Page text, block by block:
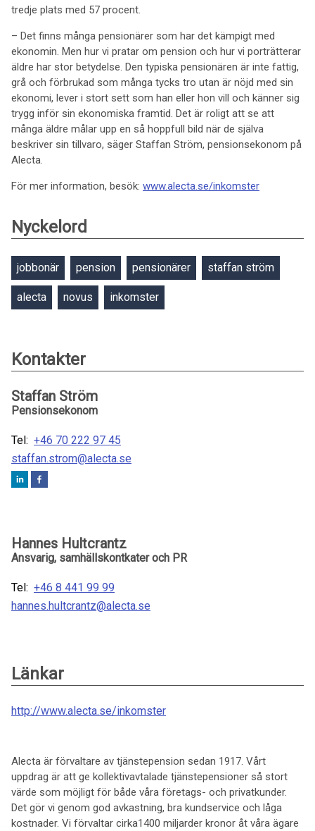
tredje plats med 57 procent.
– Det finns många pensionärer som har det kämpigt med
ekonomin. Men hur vi pratar om pension och hur vi porträtterar
äldre har stor betydelse. Den typiska pensionären är inte fattig,
grå och förbrukad som många tycks tro utan är nöjd med sin
ekonomi, lever i stort sett som han eller hon vill och känner sig
trygg inför sin ekonomiska framtid. Det är roligt att se att
många äldre målar upp en så hoppfull bild när de själva
beskriver sin tillvaro, säger Staffan Ström, pensionsekonom på
Alecta.
För mer information, besök: www.alecta.se/inkomster
Nyckelord
jobbonär pension pensionärer staffan ström
alecta novus inkomster
Kontakter
Staffan Ström
Pensionsekonom
Tel: +46 70 222 97 45
staffan.strom@alecta.se
Hannes Hultcrantz
Ansvarig, samhällskontkater och PR
Tel: +46 8 441 99 99
hannes.hultcrantz@alecta.se
Länkar
http://www.alecta.se/inkomster
Alecta är förvaltare av tjänstepension sedan 1917. Vårt
uppdrag är att ge kollektivavtalade tjänstepensioner så stort
värde som möjligt för både våra företags- och privatkunder.
Det gör vi genom god avkastning, bra kundservice och låga
kostnader. Vi förvaltar cirka1400 miljarder kronor åt våra ägare